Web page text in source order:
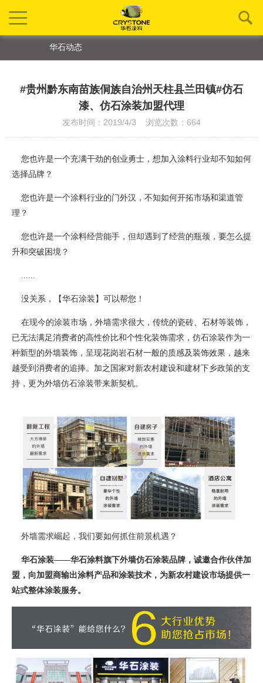
华石动态
#贵州黔东南苗族侗族自治州天柱县兰田镇#仿石
漆、仿石涂装加盟代理
发布时间：2019/4/3 浏览次数：664
您也许是一个充满干劲的创业勇士，想加入涂料行业却不知如何
选择品牌？
您也许是一个涂料行业的门外汉，不知如何开拓市场和渠道管
理？
您也许是一个涂料经营能手，但却遇到了经营的瓶颈，要怎么提
升和突破困境？
......
没关系，【华石涂装】可以帮您！
在现今的涂装市场，外墙需求很大，传统的瓷砖、石材等装饰，
已无法满足消费者的高性价比和个性化装饰需求，仿石涂装作为一
种新型的外墙装饰，呈现花岗岩石材一般的质感及装饰效果，越来
越受到消费者的追捧。加之国家对新农村建设和建材下乡政策的支
持，更为外墙仿石涂装带来新契机。
外墙需求崛起，我们要如何抓住前景机遇？
华石涂装——华石涂料旗下外墙仿石涂装品牌，诚邀合作伙伴加
盟，向加盟商输出涂料产品和涂装技术，为新农村建设市场提供一
站式整体涂装服务。